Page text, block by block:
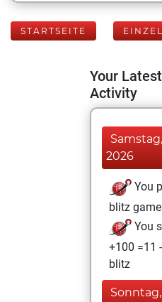
STARTSEITE
Your
Activity
2026
You
blitz
You
+100 =11
blitz
Sonntag,